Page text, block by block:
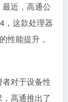
近，高通公
这款处理器
性能提升，
对于设备性
高通推出了